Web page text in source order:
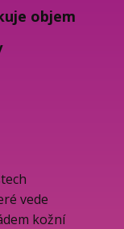
objem
vede
kožní